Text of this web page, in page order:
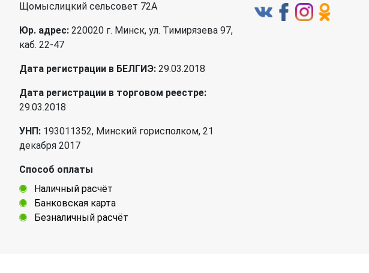
Щомыслицкий сельсовет 72А
Юр. адрес: 220020 г. Минск, ул. Тимирязева 97,
каб. 22-47
Дата регистрации в БЕЛГИЭ: 29.03.2018
Дата регистрации в торговом реестре:
29.03.2018
УНП: 193011352, Минский горисполком, 21
декабря 2017
Способ оплаты
Наличный расчёт
Банковская карта
Безналичный расчёт